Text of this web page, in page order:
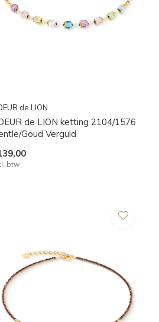
de LION
de LION ketting 2104/1576
Goud Verguld
btw